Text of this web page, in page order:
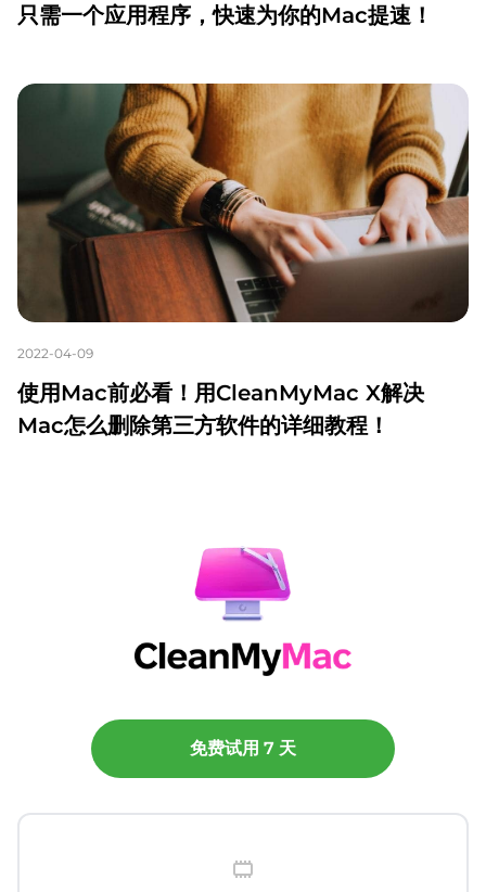
只需一个应用程序，快速为你的Mac提速！
2022-04-09
使用Mac前必看！用CleanMyMac X解决
Mac怎么删除第三方软件的详细教程！
免费试用 7 天